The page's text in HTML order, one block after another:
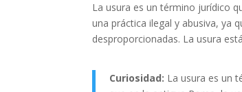
La usura es un término jurídico
una práctica ilegal y abusiva, ya
desproporcionadas. La usura
Curiosidad: La usura es un